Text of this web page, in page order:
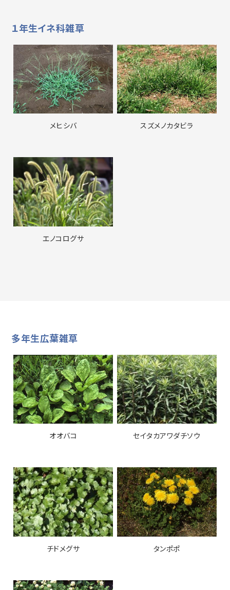
１年生イネ科雑草
メヒシバ スズメノカタビラ
エノコログサ
多年生広葉雑草
オオバコ セイタカアワダチソウ
チドメグサ タンポポ